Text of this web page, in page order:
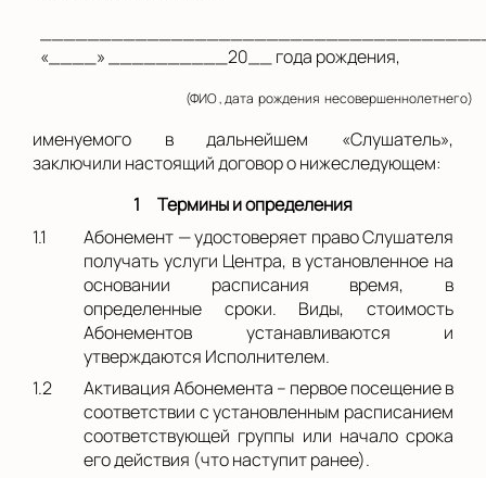
«____» __________20__ года рождения,
(ФИО , дата рождения несовершеннолетнего)
именуемого в дальнейшем «Слушатель»,
заключили настоящий договор о нижеследующем:
1
Термины и определения
1.1
Абонемент — удостоверяет право Слушателя
получать услуги Центра, в установленное на
основании расписания время, в
определенные сроки. Виды, стоимость
Абонементов устанавливаются и
утверждаются Исполнителем.
1.2
Активация Абонемента – первое посещение в
соответствии с установленным расписанием
соответствующей группы или начало срока
его действия (что наступит ранее).